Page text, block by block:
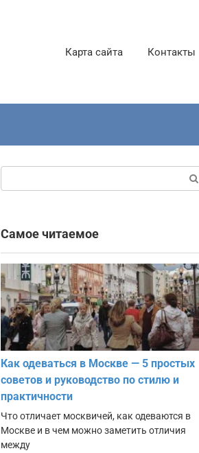
Карта сайта Контакты
Самое читаемое
Как одеваться в Москве — 5 простых
советов и руководство по стилю и
практичности
Что отличает москвичей, как одеваются в
Москве и в чем можно заметить отличия
между